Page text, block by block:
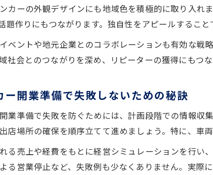
キッチンカー
三重県イベン
イベントごと
集客力が高ま
カーの外観デザインにも地域色を積極的に取り入
題作りにもつながります。独自性をアピールするこ
ベントや地元企業とのコラボレーションも有効な
社会とのつながりを深め、リピーターの獲得にもつな
ー開業準備で失敗しないための秘訣
業準備で失敗を防ぐためには、計画段階での情報収
店場所の確保を順序立てて進めましょう。特に、車
る売上や経費をもとに経営シミュレーションを行い
る営業停止など、失敗例も少なくありません。実際